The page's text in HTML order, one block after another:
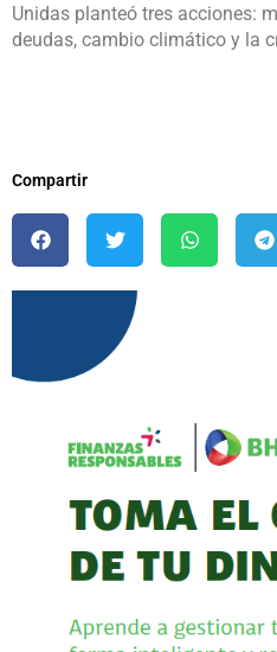
Unidas planteó tres acciones:
deudas, cambio climático y la
Compartir